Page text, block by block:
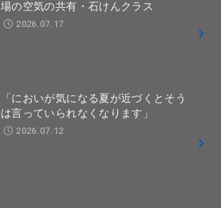
場の空気の共有・石けんクラス
2026.07.17
「においが気になる夏が近づくとそう
は言っていられなくなります」
2026.07.12